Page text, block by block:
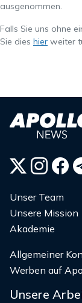
ausgenommen.
Falls Sie uns ohne
Sie dies hier weiter
Unser Team
Unsere Mission
Akademie
Allgemeiner
Werben auf
Unsere